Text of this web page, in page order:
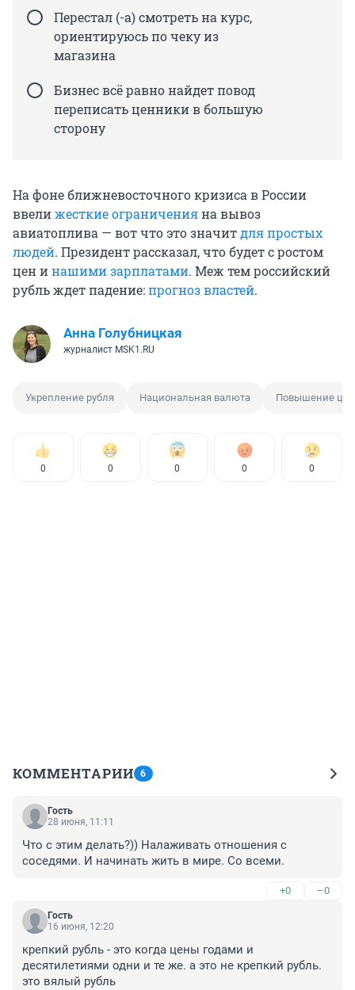
Перестал (-а) смотреть на курс,
ориентируюсь по чеку из
магазина
Бизнес всё равно найдет повод
переписать ценники в большую
сторону
На фоне ближневосточного кризиса в России
ввелижесткие ограниченияна вывоз
авиатоплива — вот что это значитдля простых
людей. Президент рассказал, что будет с ростом
цен инашими зарплатами. Меж тем российский
рубль ждет падение:прогноз властей.
Анна Голубницкая
журналист MSK1.RU
Укрепление рубля Национальная валюта Повышение
0 0 0 0 0
КОММЕНТАРИИ 6
Гость
28 июня, 11:11
Что с этим делать?)) Налаживать отношения с
соседями. И начинать жить в мире. Со всеми.
+0 –0
Гость
16 июня, 12:20
крепкий рубль - это когда цены годами и
десятилетиями одни и те же. а это не крепкий рубль.
это вялый рубль